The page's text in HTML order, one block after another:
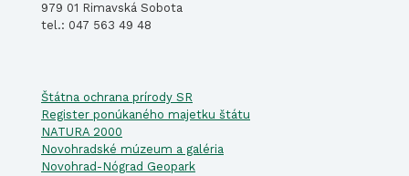
979 01 Rimavská Sobota
tel.: 047 563 49 48
Štátna ochrana prírody SR
Register ponúkaného majetku štátu
NATURA 2000
Novohradské múzeum a galéria
Novohrad-Nógrad Geopark